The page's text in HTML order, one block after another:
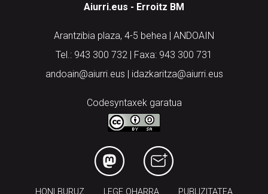
Aiurri.eus - Erroitz BM
Arantzibia plaza, 4-5 behea | ANDOAIN
Tel.: 943 300 732 | Faxa: 943 300 731
andoain@aiurri.eus | idazkaritza@aiurri.eus
Codesyntaxek garatua
HONI BURUZ LEGE OHARRA PUBLIZITATEA